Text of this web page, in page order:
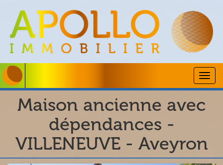
Maison ancienne avec
dépendances -
VILLENEUVE - Aveyron